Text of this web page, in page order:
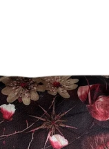
Lustre a závesné
Stojacie lampy
Zobrazit vše
Kuchynské
Detské
Predsieňové